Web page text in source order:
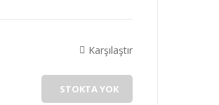
Karşılaştır
STOKTA YOK